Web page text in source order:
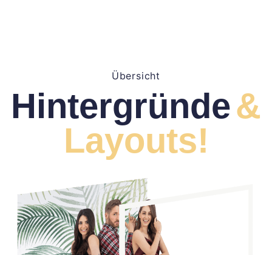
Übersicht
Hintergründe&
Layouts!